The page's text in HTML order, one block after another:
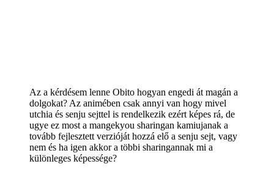
Az a kérdésem lenne Obito hogyan engedi át magán a
dolgokat? Az animében csak annyi van hogy mivel
utchia és senju sejttel is rendelkezik ezért képes rá, de
ugye ez most a mangekyou sharingan kamiujanak a
tovább fejlesztett verzióját hozzá elő a senju sejt, vagy
nem és ha igen akkor a többi sharingannak mi a
különleges képessége?